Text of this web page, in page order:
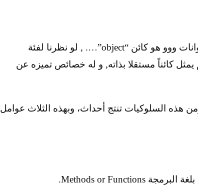
لعل كل ما نراه في حياتنا اليومية من بشر وفواكه وحيوانات ووو هو كائن “object”…. , لو نظرنا لفئة
يمثل كائناً مستقلا بذاته, و له خصائص تميزه عن
هذه السلوكيات تنتج أحداث، وبهذه الثلاث عوامل